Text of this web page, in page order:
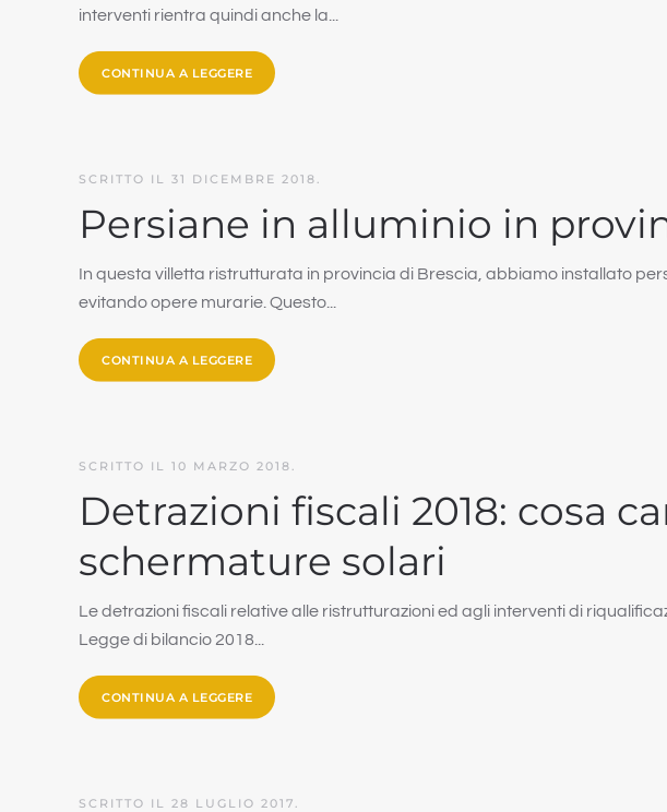
interventi rientra quindi anche la...
CONTINUA A LEGGERE
SCRITTO IL 31 DICEMBRE 2018
Persiane in alluminio in
In questa villetta ristrutturata in provincia di Brescia, abbiamo installato
evitando opere murarie. Questo...
CONTINUA A LEGGERE
SCRITTO IL 10 MARZO 2018
Detrazioni fiscali 2018: cosa
schermature solari
Le detrazioni fiscali relative alle ristrutturazioni ed agli interventi di
Legge di bilancio 2018...
CONTINUA A LEGGERE
SCRITTO IL 28 LUGLIO 2017